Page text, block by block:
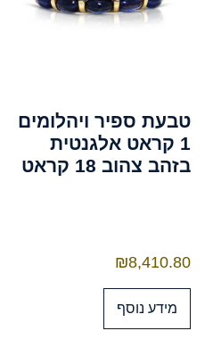
טבעת ספיר ויהלומים
1 קראט אלגנטית
בזהב צהוב 18 קראט
₪8,410.80
מידע נוסף